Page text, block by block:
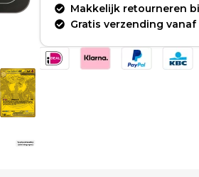
Makkelijk retourneren
Gratis verzending vanaf